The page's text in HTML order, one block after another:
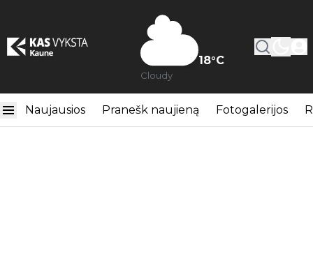
18°C
Cloudy
Naujausios Pranešk naujieną Fotogalerijos